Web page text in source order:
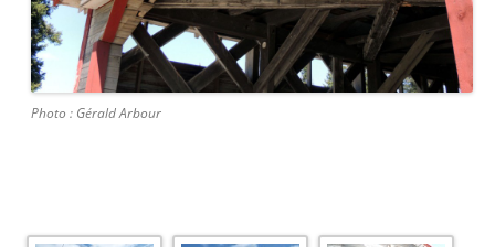
Photo : Gérald Arbour